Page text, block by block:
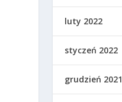
luty 2022
styczeń 2022
grudzień 2021